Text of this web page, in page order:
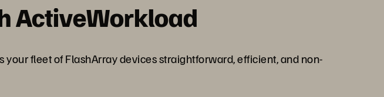
ActiveWorkload
fleet of FlashArray devices straightforward, efficient, and non-